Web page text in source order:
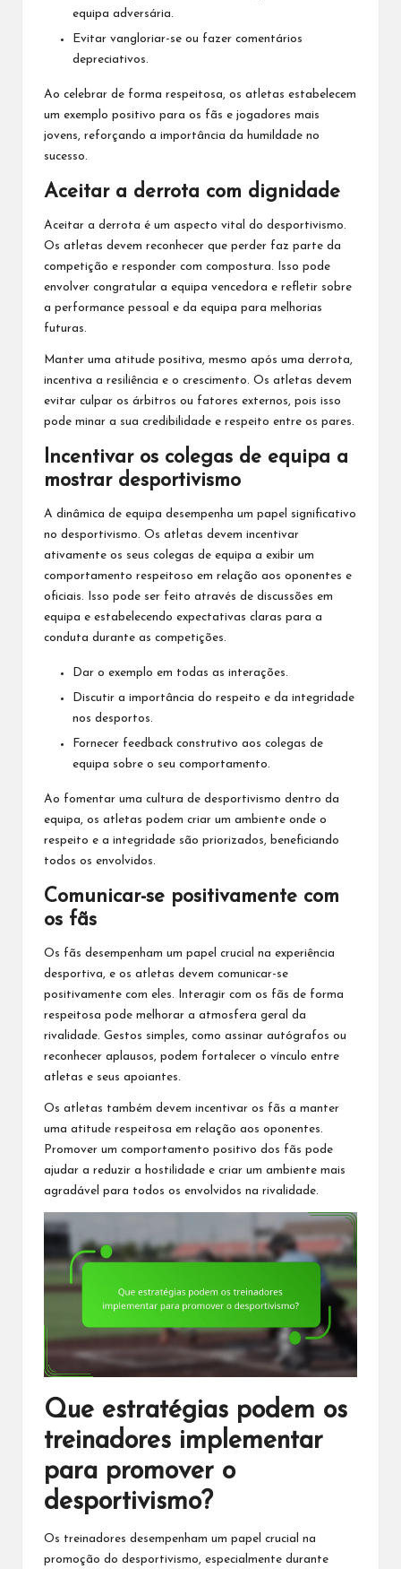
equipa adversária.
Evitar vangloriar-se ou fazer comentários
depreciativos.
Ao celebrar de forma respeitosa, os atletas estabelecem
um exemplo positivo para os fãs e jogadores mais
jovens, reforçando a importância da humildade no
sucesso.
Aceitar a derrota com dignidade
Aceitar a derrota é um aspecto vital do desportivismo.
Os atletas devem reconhecer que perder faz parte da
competição e responder com compostura. Isso pode
envolver congratular a equipa vencedora e refletir sobre
a performance pessoal e da equipa para melhorias
futuras.
Manter uma atitude positiva, mesmo após uma derrota,
incentiva a resiliência e o crescimento. Os atletas devem
evitar culpar os árbitros ou fatores externos, pois isso
pode minar a sua credibilidade e respeito entre os pares.
Incentivar os colegas de equipa a
mostrar desportivismo
A dinâmica de equipa desempenha um papel significativo
no desportivismo. Os atletas devem incentivar
ativamente os seus colegas de equipa a exibir um
comportamento respeitoso em relação aos oponentes e
oficiais. Isso pode ser feito através de discussões em
equipa e estabelecendo expectativas claras para a
conduta durante as competições.
Dar o exemplo em todas as interações.
Discutir a importância do respeito e da integridade
nos desportos.
Fornecer feedback construtivo aos colegas de
equipa sobre o seu comportamento.
Ao fomentar uma cultura de desportivismo dentro da
equipa, os atletas podem criar um ambiente onde o
respeito e a integridade são priorizados, beneficiando
todos os envolvidos.
Comunicar-se positivamente com
os fãs
Os fãs desempenham um papel crucial na experiência
desportiva, e os atletas devem comunicar-se
positivamente com eles. Interagir com os fãs de forma
respeitosa pode melhorar a atmosfera geral da
rivalidade. Gestos simples, como assinar autógrafos ou
reconhecer aplausos, podem fortalecer o vínculo entre
atletas e seus apoiantes.
Os atletas também devem incentivar os fãs a manter
uma atitude respeitosa em relação aos oponentes.
Promover um comportamento positivo dos fãs pode
ajudar a reduzir a hostilidade e criar um ambiente mais
agradável para todos os envolvidos na rivalidade.
Que estratégias podem os
treinadores implementar
para promover o
desportivismo?
Os treinadores desempenham um papel crucial na
promoção do desportivismo, especialmente durante